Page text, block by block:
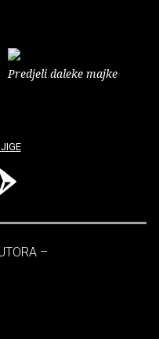
Predjeli daleke majke
–